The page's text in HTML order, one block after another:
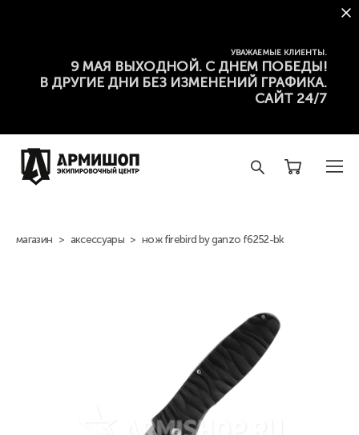
УВАЖАЕМЫЕ КЛИЕНТЫ.
9 МАЯ ВЫХОДНОЙ. С ДНЕМ ПОБЕДЫ!
В ДРУГИЕ ДНИ БЕЗ ИЗМЕНЕНИЙ ГРАФИКА.
САЙТ 24/7
магазин > аксессуары > нож firebird by ganzo f6252-bk